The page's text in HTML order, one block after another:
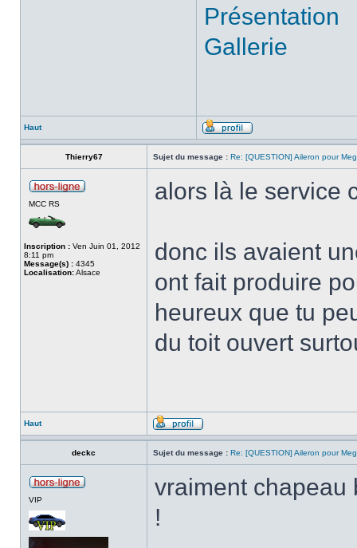
Présentation
Gallerie
Haut
Thierry67 Sujet du message : Re: [QUESTION] Aileron pour
MCC RS
Inscription : Ven Juin 01, 2012
8:11 pm
Message(s) : 4345
Localisation:Alsace
alors là le service
donc ils avaient
ont fait produire
heureux que tu
du toit ouvert
Haut
deckc Sujet du message : Re: [QUESTION] Aileron pour
VIP
vraiment chapeau
!